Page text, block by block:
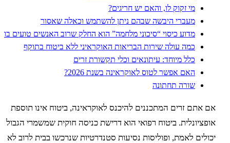
מי זקוק לו, והאם יש חריגים?
מעברי היבשה שבהם ניתן להשתמש וכאלה שאסור
מדוע כיסוי “סיכוני מלחמה” הוא החלק שרוב האנשים טועים בו
כמה עולה שירות הבריאות האוקראיני ללא ביטוח בתוקף
כלל מיוחד: עיתונאים וכלי תקשורת זרים
האם אפשר לטוס לאוקראינה בשנת 2026?
שורה תחתונה
אתם זרים המתכננים להיכנס לאוקראינה, ביטוח אינו תוספת
ביטוח רפואי הוא דרישת כניסה חוקית שמשמרי הגבול
לאמת, ופוליסות נסיעות סטנדרטיות שנרכשו בבית לרוב לא